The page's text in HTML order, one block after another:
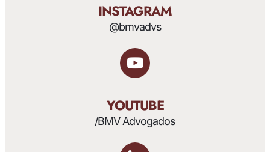
INSTAGRAM
@bmvadvs
YOUTUBE
/BMV Advogados